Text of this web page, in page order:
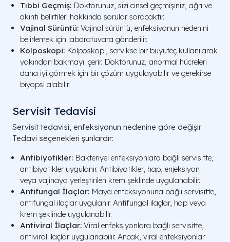
Tıbbi Geçmiş: Doktorunuz, sizi cinsel geçmişiniz, ağrı ve
akıntı belirtileri hakkında sorular soracaktır.
Vajinal Sürüntü: Vajinal sürüntü, enfeksiyonun nedenini
belirlemek için laboratuvara gönderilir.
Kolposkopi: Kolposkopi, servikse bir büyüteç kullanılarak
yakından bakmayı içerir. Doktorunuz, anormal hücreleri
daha iyi görmek için bir çözüm uygulayabilir ve gerekirse
biyopsi alabilir.
Servisit Tedavisi
Servisit tedavisi, enfeksiyonun nedenine göre değişir.
Tedavi seçenekleri şunlardır:
Antibiyotikler: Bakteriyel enfeksiyonlara bağlı servisitte,
antibiyotikler uygulanır. Antibiyotikler, hap, enjeksiyon
veya vajinaya yerleştirilen krem şeklinde uygulanabilir.
Antifungal İlaçlar: Maya enfeksiyonuna bağlı servisitte,
antifungal ilaçlar uygulanır. Antifungal ilaçlar, hap veya
krem şeklinde uygulanabilir.
Antiviral İlaçlar: Viral enfeksiyonlara bağlı servisitte,
antiviral ilaçlar uygulanabilir. Ancak, viral enfeksiyonlar